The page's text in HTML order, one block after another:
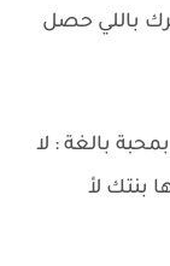
باللي حصل
بالغة : لا
بنتك لأ